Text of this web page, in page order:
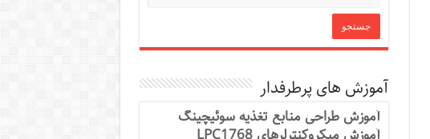
آموزش های پرطرفدار
آموزش طراحی منابع تغذیه سوئیچینگ